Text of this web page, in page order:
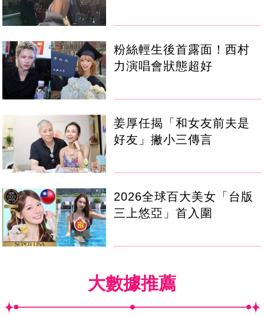
粉絲輕生後首露面！西村
力演唱會狀態超好
姜厚任揭「和女友前夫是
好友」撇小三傳言
2026全球百大美女「台版
三上悠亞」首入圍
大數據推薦